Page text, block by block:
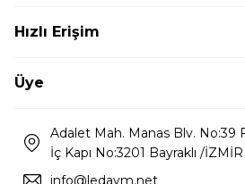
Hızlı Erişim
Üye
Adalet Mah. Manas Blv. No:39
İç Kapı No:3201 Bayraklı /İZMİR
info@ledavm.net